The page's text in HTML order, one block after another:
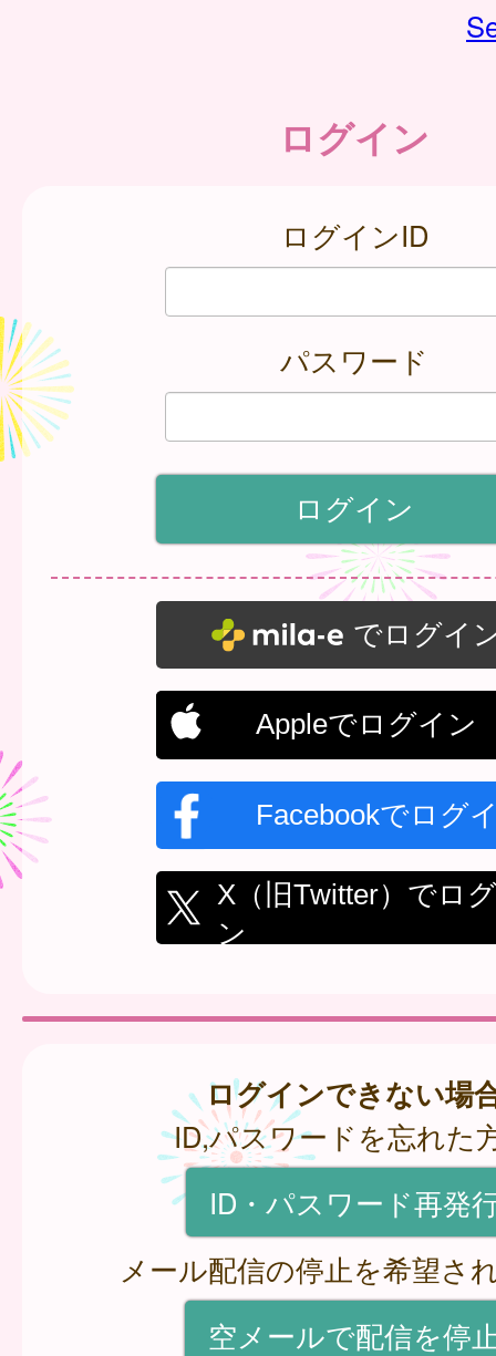
ログイン
ログインID
パスワード
でログイ
Appleでログイン
Facebookでログ
X（旧Twitter）でロ
ン
ログインできない場
ID,パスワードを忘れた
ID・パスワード再発
メール配信の停止を希望さ
空メールで配信を停